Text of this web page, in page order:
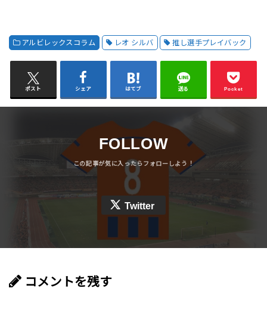
ス
アルビレックスコラム レオ シルバ 推し選手プレイバック
ポスト シェア はてブ 送る Pocket
FOLLOW
Twitter
コメントを残す